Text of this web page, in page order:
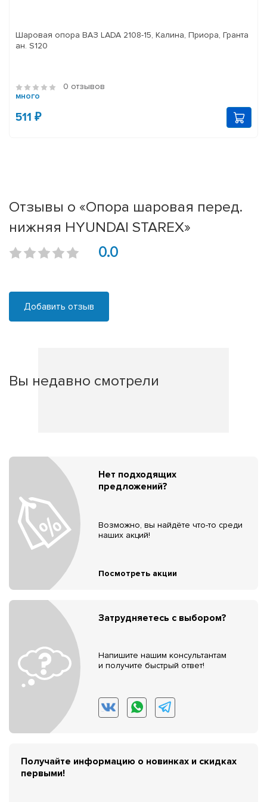
Шаровая опора ВАЗ LADA 2108-15, Калина, Приора, Гранта
ан. S120
0 отзывов
много
511 ₽
Отзывы о «Опора шаровая перед.
нижняя HYUNDAI STAREX»
0.0
Добавить отзыв
Вы недавно смотрели
Нет подходящих
предложений?
Возможно, вы найдёте что-то среди
наших акций!
Посмотреть акции
Затрудняетесь с выбором?
Напишите нашим консультантам
и получите быстрый ответ!
Получайте информацию о новинках и скидках
первыми!